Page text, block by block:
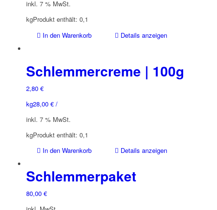
inkl. 7 % MwSt.
Produkt enthält: 0,1
kg
In den Warenkorb
Details anzeigen
Schlemmercreme | 100g
2,80 €
28,00 €/
kg
inkl. 7 % MwSt.
Produkt enthält: 0,1
kg
In den Warenkorb
Details anzeigen
Schlemmerpaket
80,00 €